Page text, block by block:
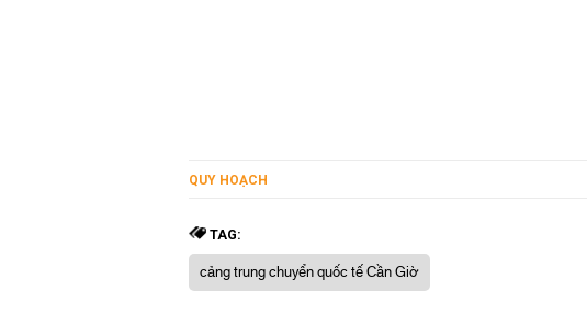
QUY HOẠCH
TAG:
cảng trung chuyển quốc tế Cần Giờ